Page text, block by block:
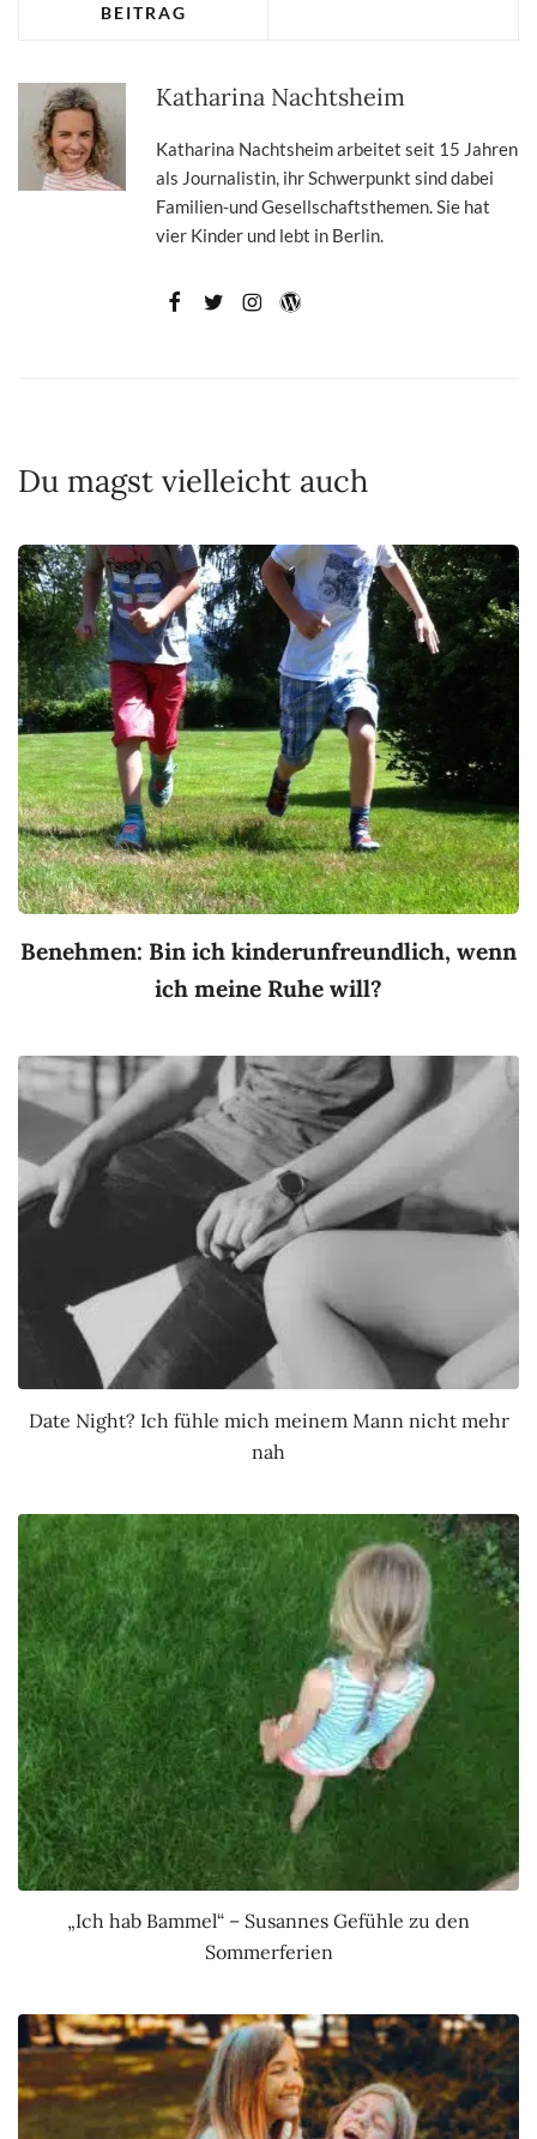
BEITRAG
Katharina Nachtsheim
Katharina Nachtsheim arbeitet seit 15 Jahren
als Journalistin, ihr Schwerpunkt sind dabei
Familien-und Gesellschaftsthemen. Sie hat
vier Kinder und lebt in Berlin.
Du magst vielleicht auch
Benehmen: Bin ich kinderunfreundlich, wenn
ich meine Ruhe will?
Date Night? Ich fühle mich meinem Mann nicht mehr
nah
„Ich hab Bammel“ – Susannes Gefühle zu den
Sommerferien